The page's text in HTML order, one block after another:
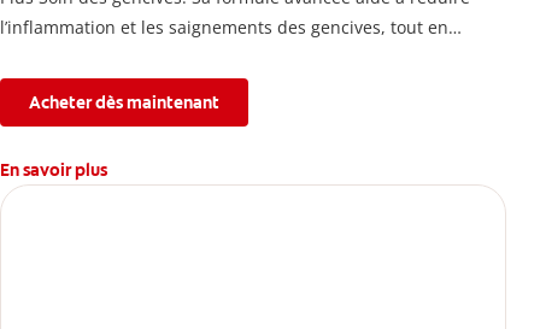
l’inflammation et les saignements des gencives, tout en
l’érosion de l’émail.
Acheter dès maintenant
En savoir plus